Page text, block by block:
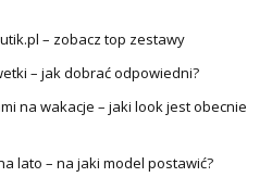
– zobacz top zestawy
– jak dobrać odpowiedni?
na wakacje – jaki look jest obecnie
lato – na jaki model postawić?